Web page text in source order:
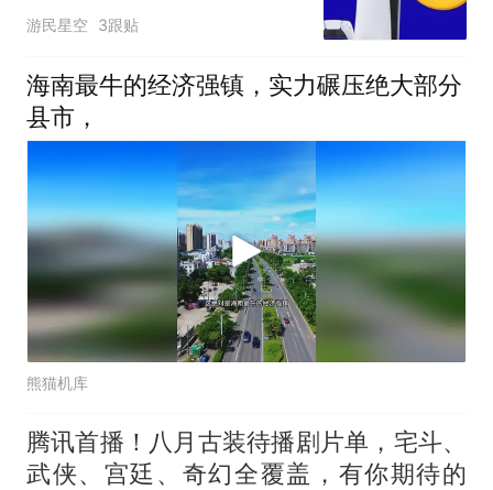
索尼
游民星空 3跟贴
海南最牛的经济强镇，实力碾压绝大部分
县市，
熊猫机库
腾讯首播！八月古装待播剧片单，宅斗、
武侠、宫廷、奇幻全覆盖，有你期待的